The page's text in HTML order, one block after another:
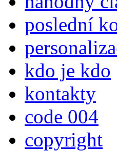
poslední
kdo je kdo
kontakty
code 004
copyright